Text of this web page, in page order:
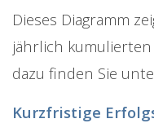
Dieses Diagramm
jährlich
dazu finden Sie
Kurzfristige